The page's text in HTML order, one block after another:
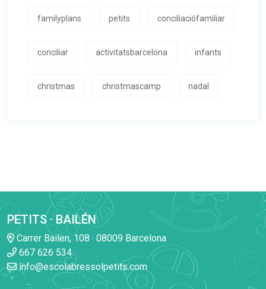
familyplans petits conciliaciófamiliar
conciliar activitatsbarcelona infants
christmas christmascamp nadal
PETITS · BAILÉN
Carrer Bailen, 108 · 08009 Barcelona
667 626 534
info@escolabressolpetits.com